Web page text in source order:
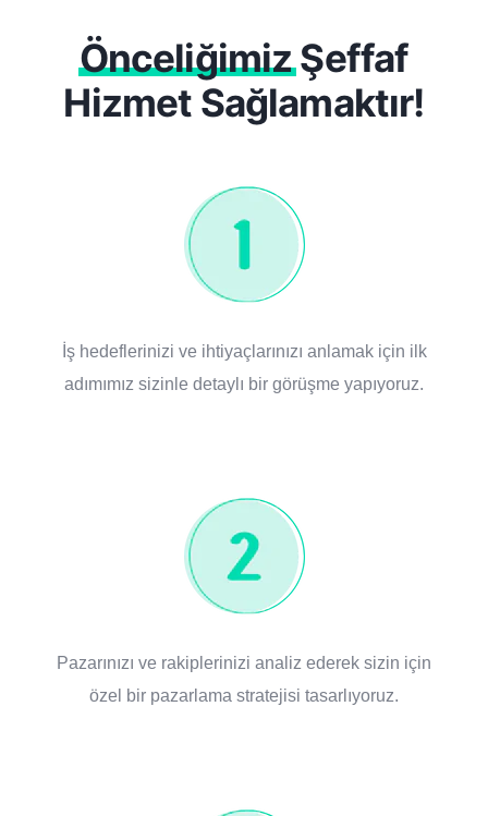
ÖnceliğimizŞeffaf
Hizmet Sağlamaktır!
İş hedeflerinizi ve ihtiyaçlarınızı anlamak için ilk
adımımız sizinle detaylı bir görüşme yapıyoruz.
Pazarınızı ve rakiplerinizi analiz ederek sizin için
özel bir pazarlama stratejisi tasarlıyoruz.